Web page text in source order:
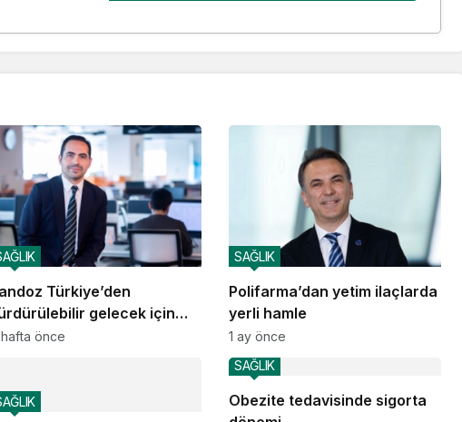
Türkiye’den
gelecek için
ve somut adımlar
önce
Polifarma’dan yetim ilaçlarda
yerli hamle
SAĞLIK
1 ay önce
Obezite tedavisinde sigorta
SAĞLIK